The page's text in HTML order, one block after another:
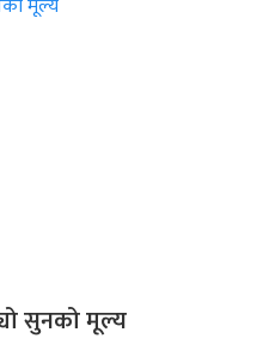
सुनको मूल्य